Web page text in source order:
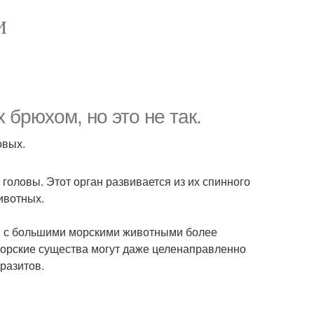
брюхом, но это не так.
Этот орган развивается из их спинного
с большими морскими животными более
существа могут даже целенаправленно